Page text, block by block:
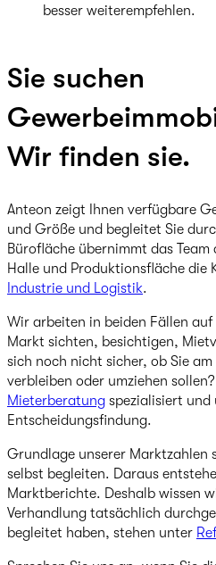
besser weiterempfehlen.
Sie suchen
Wir finden sie.
Anteon zeigt Ihnen verfügbare
und Größe und begleitet Sie
Bürofläche übernimmt das Team
Halle und Produktionsfläche die
Industrie und Logistik.
Wir arbeiten in beiden Fällen
Markt sichten, besichtigen,
sich noch nicht sicher, ob Sie
verbleiben oder umziehen
Mieterberatung spezialisiert und
Entscheidungsfindung.
Grundlage unserer Marktzahlen
selbst begleiten. Daraus
Marktberichte. Deshalb wissen
Verhandlung tatsächlich
begleitet haben, stehen unter